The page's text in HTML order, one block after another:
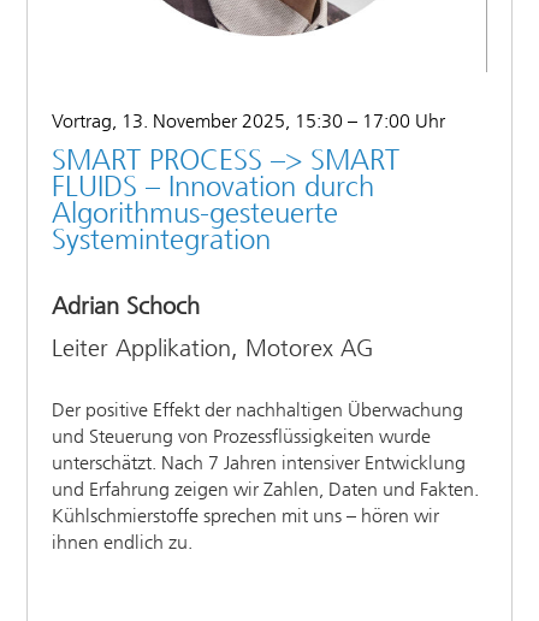
Vortrag, 13. November 2025, 15:30 – 17:00 Uhr
SMART PROCESS –> SMART
FLUIDS – Innovation durch
Algorithmus-gesteuerte
Systemintegration
Adrian Schoch
Leiter Applikation, Motorex AG
Der positive Effekt der nachhaltigen Überwachung
und Steuerung von Prozessflüssigkeiten wurde
unterschätzt. Nach 7 Jahren intensiver Entwicklung
und Erfahrung zeigen wir Zahlen, Daten und Fakten.
Kühlschmierstoffe sprechen mit uns – hören wir
ihnen endlich zu.